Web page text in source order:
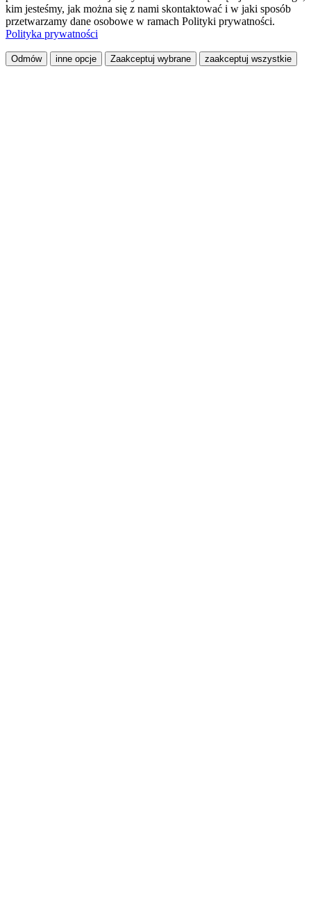
kim jesteśmy, jak można się z nami skontaktować i w jaki sposób
przetwarzamy dane osobowe w ramach Polityki prywatności.
Polityka prywatności
Odmów inne opcje Zaakceptuj wybrane zaakceptuj wszystkie